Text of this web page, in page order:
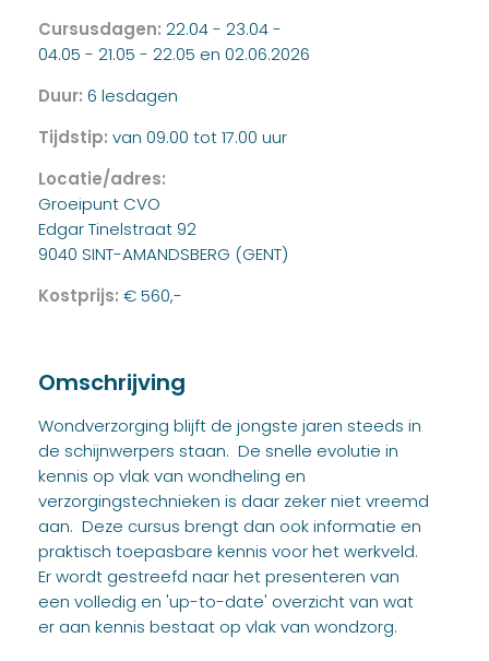
Cursusdagen: 22.04 - 23.04 -
04.05 - 21.05 - 22.05 en 02.06.2026
Duur: 6 lesdagen
Tijdstip: van 09.00 tot 17.00 uur
Locatie/adres:
Groeipunt CVO
Edgar Tinelstraat 92
9040 SINT-AMANDSBERG (GENT)
Kostprijs: € 560,-
Omschrijving
Wondverzorging blijft de jongste jaren steeds in
de schijnwerpers staan. De snelle evolutie in
kennis op vlak van wondheling en
verzorgingstechnieken is daar zeker niet vreemd
aan. Deze cursus brengt dan ook informatie en
praktisch toepasbare kennis voor het werkveld.
Er wordt gestreefd naar het presenteren van
een volledig en 'up-to-date' overzicht van wat
er aan kennis bestaat op vlak van wondzorg.